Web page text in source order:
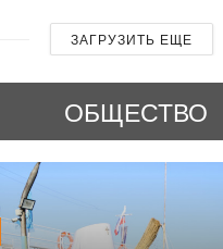
ЗАГРУЗИТЬ ЕЩЕ
ОБЩЕСТВО